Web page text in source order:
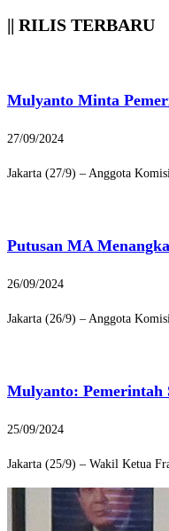
|| RILIS TERBARU
Mulyanto Minta
27/09/2024
Jakarta (27/9) – Anggota
Putusan MA
26/09/2024
Jakarta (26/9) – Anggota
Mulyanto: Pemerintah
25/09/2024
Jakarta (25/9) – Wakil Ketua